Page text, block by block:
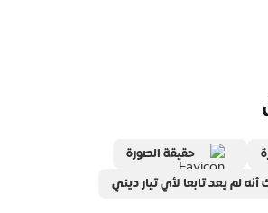
حقيقة الصورة
أنه لم يعد تابعا لأي تيار ديني